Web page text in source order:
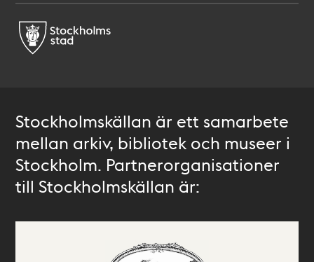
Stockholmskällan är ett samarbete
mellan arkiv, bibliotek och museer i
Stockholm. Partnerorganisationer
till Stockholmskällan är: